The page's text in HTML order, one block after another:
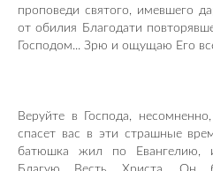
проповеди святого, имевшего
от обилия Благодати
Господом... Зрю и ощущаю Его
Веруйте в Господа,
спасет вас в эти страшные
батюшка жил по Евангелию,